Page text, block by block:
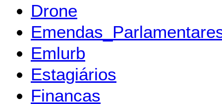
Drone
Emlurb
Estagiários
Financas